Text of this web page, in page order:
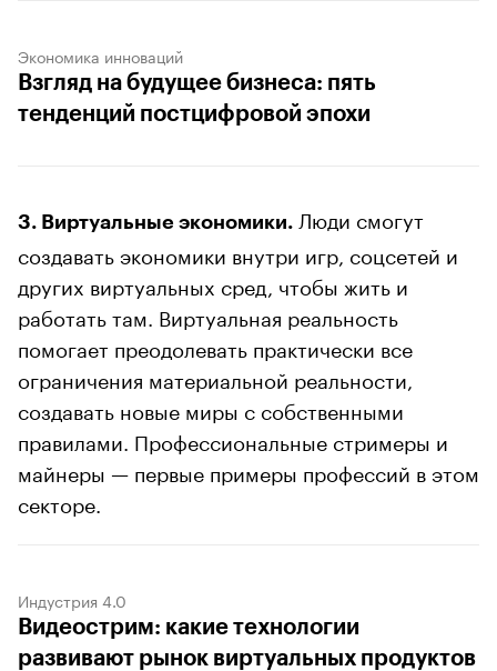
Экономика инноваций
Взгляд на будущее бизнеса: пять
тенденций постцифровой эпохи
3. Виртуальные экономики. Люди смогут
создавать экономики внутри игр, соцсетей и
других виртуальных сред, чтобы жить и
работать там. Виртуальная реальность
помогает преодолевать практически все
ограничения материальной реальности,
создавать новые миры с собственными
правилами. Профессиональные стримеры и
майнеры — первые примеры профессий в этом
секторе.
Индустрия 4.0
Видеострим: какие технологии
развивают рынок виртуальных продуктов